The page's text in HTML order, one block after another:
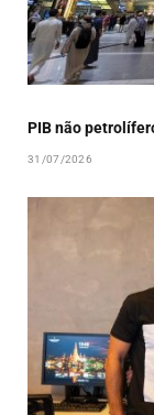
PIB não
31/07/2026